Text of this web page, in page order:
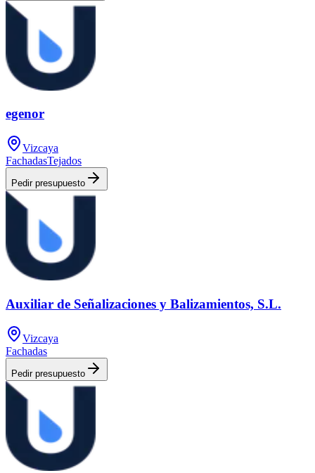
egenor
Vizcaya
FachadasTejados
Pedir presupuesto
Auxiliar de Señalizaciones y Balizamientos, S.L.
Vizcaya
Fachadas
Pedir presupuesto